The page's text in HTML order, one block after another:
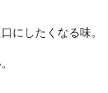
にしたくなる味。